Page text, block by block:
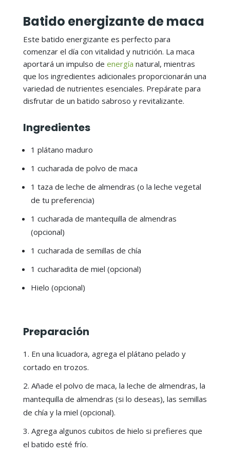
Batido energizante de maca
Este batido energizante es perfecto para
comenzar el día con vitalidad y nutrición. La maca
aportará un impulso de energía natural, mientras
que los ingredientes adicionales proporcionarán una
variedad de nutrientes esenciales. Prepárate para
disfrutar de un batido sabroso y revitalizante.
Ingredientes
1 plátano maduro
1 cucharada de polvo de maca
1 taza de leche de almendras (o la leche vegetal
de tu preferencia)
1 cucharada de mantequilla de almendras
(opcional)
1 cucharada de semillas de chía
1 cucharadita de miel (opcional)
Hielo (opcional)
Preparación
En una licuadora, agrega el plátano pelado y
cortado en trozos.
Añade el polvo de maca, la leche de almendras, la
mantequilla de almendras (si lo deseas), las semillas
de chía y la miel (opcional).
Agrega algunos cubitos de hielo si prefieres que
el batido esté frío.